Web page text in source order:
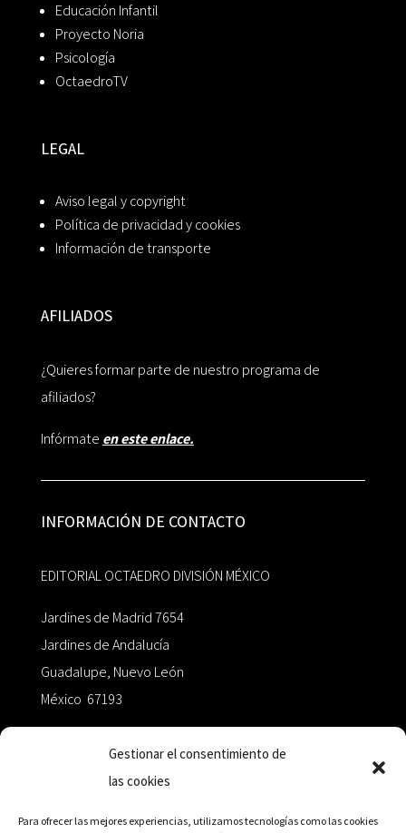
Gestionar el consentimiento de
las cookies
Para ofrecer las mejores experiencias, utilizamos tecnologías como las cookies
Educación Infantil
Proyecto Noria
Psicología
OctaedroTV
LEGAL
Aviso legal y copyright
Política de privacidad y cookies
Información de transporte
AFILIADOS
¿Quieres formar parte de nuestro programa de
afiliados?
Infórmate en este enlace.
INFORMACIÓN DE CONTACTO
EDITORIAL OCTAEDRO DIVISIÓN MÉXICO
Jardines de Madrid 7654
Jardines de Andalucía
Guadalupe, Nuevo León
México 67193
+52 811.499.5638